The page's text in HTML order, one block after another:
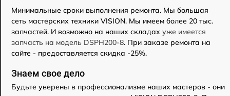
Минимальные сроки выполнения ремонта. Мы большая
сеть мастерских техники VISION. Мы имеем более 20 тыс.
запчастей. И возможно на наших складах уже имеется
запчасть на модель DSPH200-8. При заказе ремонта на
сайте - предоставляется скидка -25%.
Знаем свое дело
Будьте уверены в профессионализме наших мастеров - они